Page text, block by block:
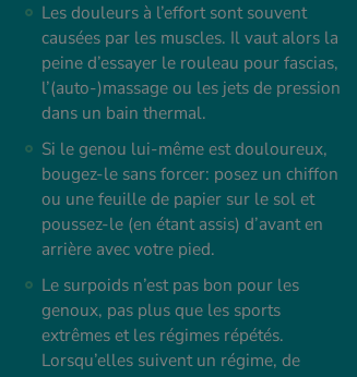
Les douleurs à l’effort sont souvent
causées par les muscles. Il vaut alors la
peine d’essayer le rouleau pour fascias,
l’(auto-)massage ou les jets de pression
dans un bain thermal.
Si le genou lui-même est douloureux,
bougez-le sans forcer: posez un chiffon
ou une feuille de papier sur le sol et
poussez-le (en étant assis) d’avant en
arrière avec votre pied.
Le surpoids n’est pas bon pour les
genoux, pas plus que les sports
extrêmes et les régimes répétés.
Lorsqu’elles suivent un régime, de